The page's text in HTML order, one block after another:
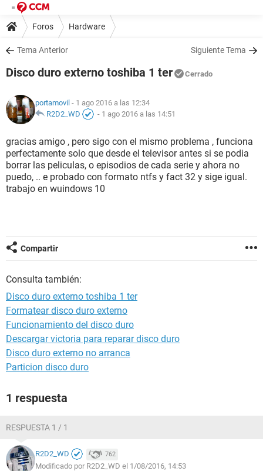
Foros Hardware
Tema Anterior Siguiente Tema
Disco duro externo toshiba 1 ter Cerrado
portamovil - 1 ago 2016 a las 12:34
R2D2_WD
- 1 ago 2016 a las 14:51
gracias amigo , pero sigo con el mismo problema , funciona
perfectamente solo que desde el televisor antes si se podia
borrar las peliculas, o episodios de cada serie y ahora no
puedo, .. e probado con formato ntfs y fact 32 y sige igual.
trabajo en wuindows 10
Compartir
Consulta también:
Disco duro externo toshiba 1 ter
Formatear disco duro externo
Funcionamiento del disco duro
Descargar victoria para reparar disco duro
Disco duro externo no arranca
Particion disco duro
1 respuesta
RESPUESTA 1 / 1
R2D2_WD 762
Modificado por R2D2_WD el 1/08/2016, 14:53